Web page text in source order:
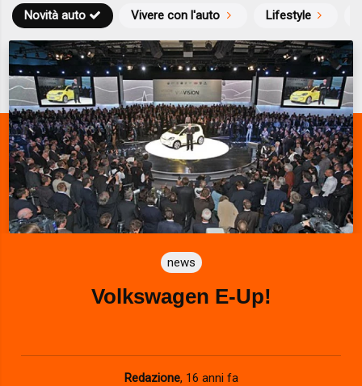
Novità auto Vivere con l'auto Lifestyle
news
Volkswagen E-Up!
Redazione, 16 anni fa